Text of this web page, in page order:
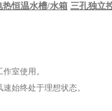
热恒温水槽/水箱 三孔独立
室使用。
始终处于理想状态。